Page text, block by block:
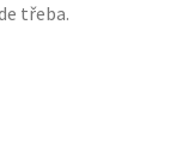
třeba.